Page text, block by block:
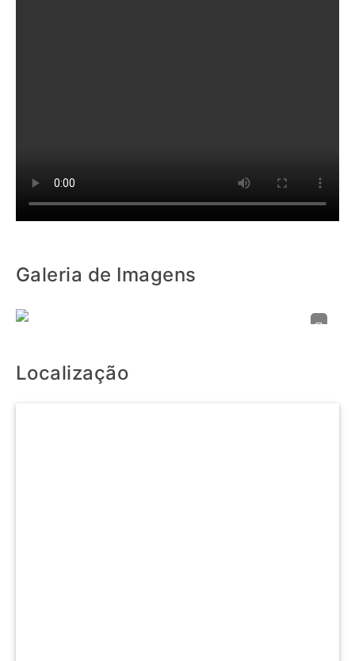
Galeria de Imagens
Localização